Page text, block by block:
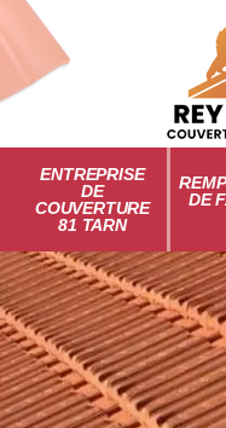
ENTREPRISE
DE
COUVERTURE
81 TARN
DE